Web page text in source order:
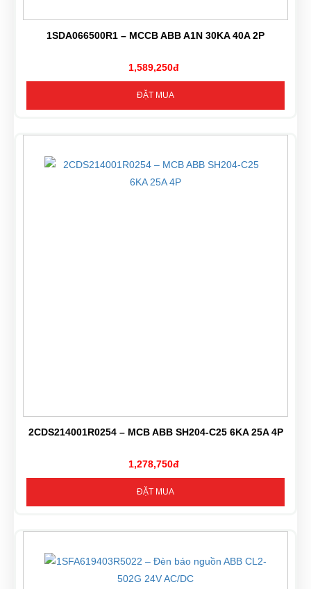
1SDA066500R1 – MCCB ABB A1N 30KA 40A 2P
1,589,250đ
ĐẶT MUA
2CDS214001R0254 – MCB ABB SH204-C25 6KA 25A 4P
1,278,750đ
ĐẶT MUA